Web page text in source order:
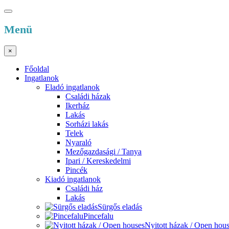
Menü
×
Főoldal
Ingatlanok
Eladó ingatlanok
Családi házak
Ikerház
Lakás
Sorházi lakás
Telek
Nyaraló
Mezőgazdasági / Tanya
Ipari / Kereskedelmi
Pincék
Kiadó ingatlanok
Családi ház
Lakás
Sürgős eladás
Pincefalu
Nyitott házak / Open